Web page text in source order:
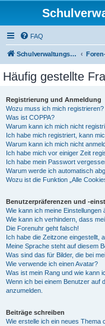
FAQ
Schulverwaltungssoftware NRW
Häufig gestellte
Registrierung und Anmeldung
Wozu muss ich mich registrieren?
Was ist COPPA?
Warum kann ich mich nicht
Ich habe mich registriert, kann
Warum kann ich mich nicht
Ich habe mich vor einiger Zeit
Ich habe mein Passwort
Warum werde ich automatisch
Wozu ist die Funktion „Alle
Benutzerpräferenzen und -
Wie kann ich meine Einstellungen
Wie kann ich verhindern, dass
Die Forenuhr geht falsch!
Ich habe die Zeitzone eingestellt,
Meine Sprache steht auf diesem
Was sind das für Bilder, die bei
Wie verwende ich einen Avatar?
Was ist mein Rang und wie kann
Wenn ich bei einem Benutzer auf
anzumelden.
Beiträge schreiben
Wie erstelle ich ein neues Thema